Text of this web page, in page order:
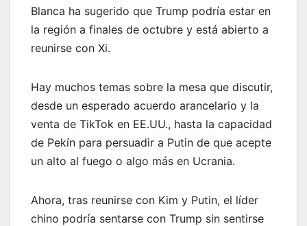
Blanca ha sugerido que Trump podría estar en
la región a finales de octubre y está abierto a
reunirse con Xi.
Hay muchos temas sobre la mesa que discutir,
desde un esperado acuerdo arancelario y la
venta de TikTok en EE.UU., hasta la capacidad
de Pekín para persuadir a Putin de que acepte
un alto al fuego o algo más en Ucrania.
Ahora, tras reunirse con Kim y Putin, el líder
chino podría sentarse con Trump sin sentirse